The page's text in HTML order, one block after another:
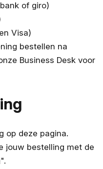
of giro)
Visa)
bestellen na
Business Desk voor
op deze pagina.
jouw bestelling met de